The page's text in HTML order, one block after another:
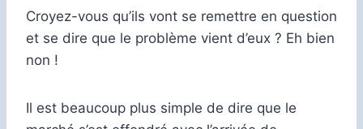
Croyez-vous qu’ils vont se remettre en question
et se dire que le problème vient d’eux ? Eh bien
non !
Il est beaucoup plus simple de dire que le